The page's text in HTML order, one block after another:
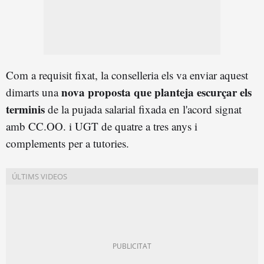
Com a requisit fixat, la conselleria els va enviar aquest
dimarts unanova proposta que planteja escurçar els
terminis de la pujada salarial fixada en l'acord signat
amb CC.OO. i UGT de quatre a tres anys i
complements per a tutories.